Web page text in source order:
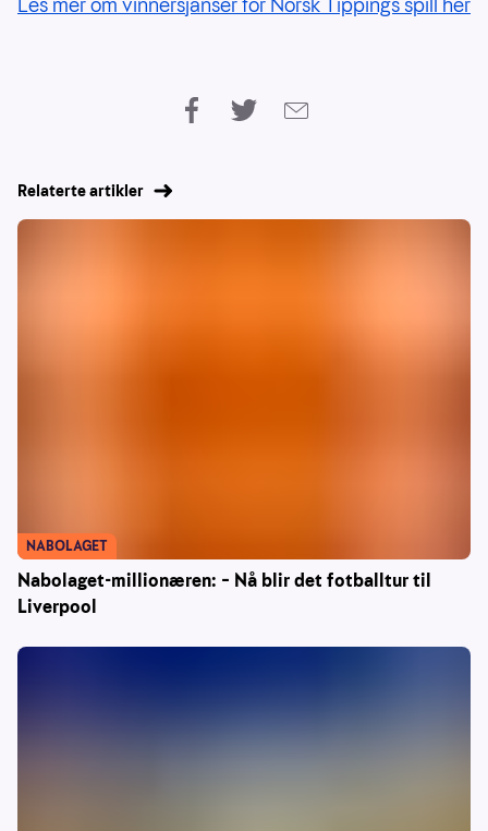
Relaterte artikler
Nabolaget-millionæren: – Nå blir det fotballtur til
Liverpool
NABOLAGET